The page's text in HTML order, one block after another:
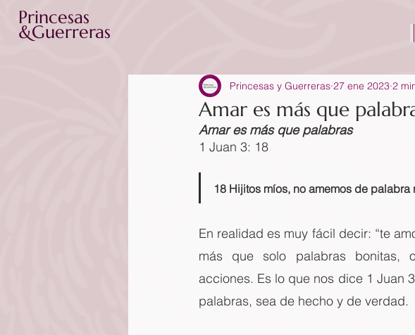
Princesas
&Guerreras
Amar es más que
Princesas y Guerreras 27 ene 2023 2
Amar es más que palabras
1 Juan 3: 18
18 Hijitos míos, no amemos de
En realidad es muy fácil decir: “te
más que solo palabras bonitas,
acciones. Es lo que nos dice 1 Juan
palabras, sea de hecho y de verdad.